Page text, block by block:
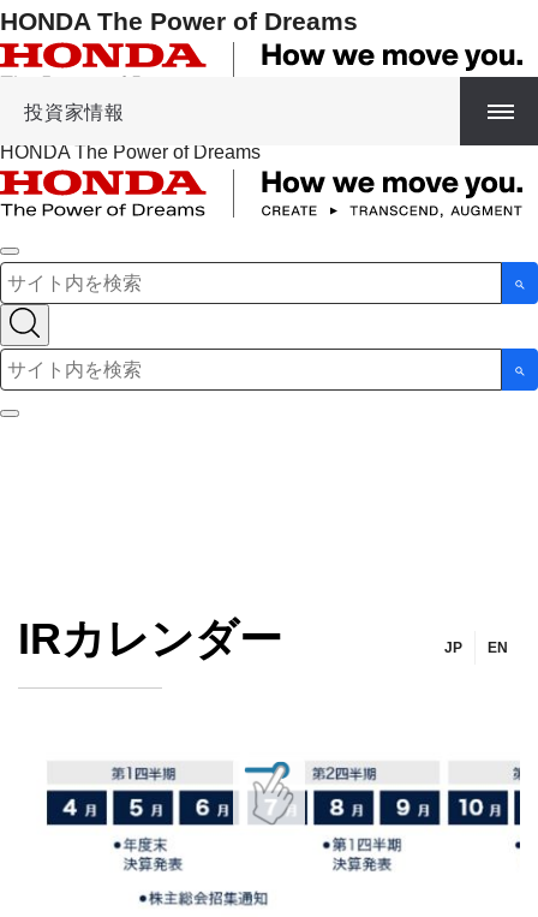
投資家情報
HONDA The Power of Dreams
HONDA The Power of Dreams
検索キーワード入力
検索キーワード入力
IRカレンダー JP EN